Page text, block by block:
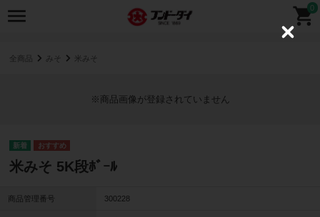
0
全商品 みそ 米みそ
※商品画像が登録されていません
米みそ 5K段ﾎﾞｰﾙ
商品管理番号 300228
C